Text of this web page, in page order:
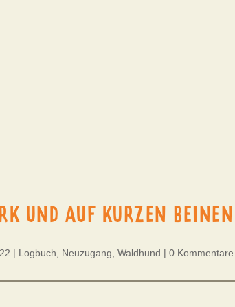
UND AUF KURZEN BEINEN
| Logbuch Neuzugang Waldhund | 0 Kommentare